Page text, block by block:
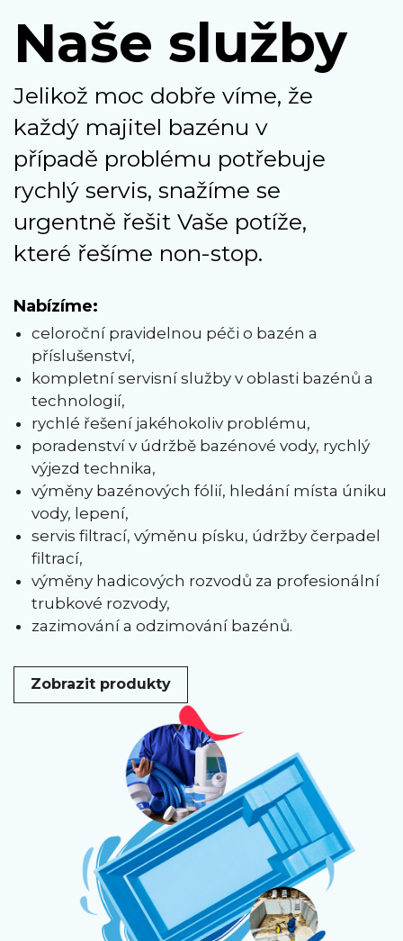
Naše služby
Jelikož moc dobře víme, že
každý majitel bazénu v
případě problému potřebuje
rychlý servis, snažíme se
urgentně řešit Vaše potíže,
které řešíme non-stop.
Nabízíme:
celoroční pravidelnou péči o bazén a
příslušenství,
kompletní servisní služby v oblasti bazénů a
technologií,
rychlé řešení jakéhokoliv problému,
poradenství v údržbě bazénové vody, rychlý
výjezd technika,
výměny bazénových fólií, hledání místa úniku
vody, lepení,
servis filtrací, výměnu písku, údržby čerpadel
filtrací,
výměny hadicových rozvodů za profesionální
trubkové rozvody,
zazimování a odzimování bazénů.
Zobrazit produkty